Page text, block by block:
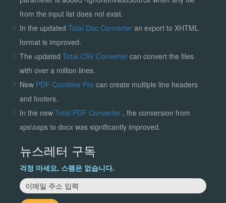
from the input list does not exist.
In the updated Total Doc Converter an export to XHTML
format is improved.
The updated Total CSV Convertercan convert the files
with over a million lines.
New PDF Combine Pro can create multiple line headers
and footers.
In the new Total PDF Converter , the conversion from
xps\oxps to docx was significantly improved.
뉴스레터 구독
걱정 마세요, 스팸은 없습니다.